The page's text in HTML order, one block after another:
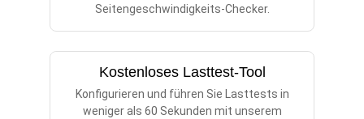
Seitengeschwindigkeits-Checker.
Kostenloses Lasttest-Tool
Konfigurieren und führen Sie Lasttests in
weniger als 60 Sekunden mit unserem